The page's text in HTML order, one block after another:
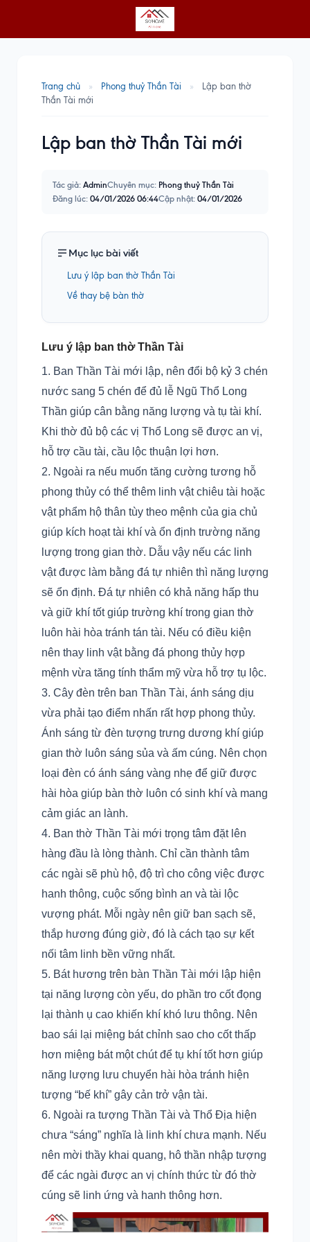
Trang chủ » Phong thuỷ Thần Tài »
Lập ban thờ
Thần Tài mới
Lập ban thờ Thần Tài mới
Tác giả: AdminChuyên mục: Phong thuỷ Thần Tài
Đăng lúc: 04/01/2026 06:44Cập nhật: 04/01/2026
Mục lục bài viết
Lưu ý lập ban thờ Thần Tài
Về thay bệ bàn thờ
Lưu ý lập ban thờ Thần Tài
Ban Thần Tài mới lập, nên đổi bộ kỷ 3 chén
nước sang 5 chén để đủ lễ Ngũ Thổ Long
Thần giúp cân bằng năng lượng và tụ tài khí.
Khi thờ đủ bộ các vị Thổ Long sẽ được an vị,
hỗ trợ cầu tài, cầu lộc thuận lợi hơn.
Ngoài ra nếu muốn tăng cường tương hỗ
phong thủy có thể thêm linh vật chiêu tài hoặc
vật phẩm hộ thân tùy theo mệnh của gia chủ
giúp kích hoạt tài khí và ổn định trường năng
lượng trong gian thờ. Dẫu vậy nếu các linh
vật được làm bằng đá tự nhiên thì năng lượng
sẽ ổn định. Đá tự nhiên có khả năng hấp thu
và giữ khí tốt giúp trường khí trong gian thờ
luôn hài hòa tránh tán tài. Nếu có điều kiện
nên thay linh vật bằng đá phong thủy hợp
mệnh vừa tăng tính thẩm mỹ vừa hỗ trợ tụ lộc.
Cây đèn trên ban Thần Tài, ánh sáng dịu
vừa phải tạo điểm nhấn rất hợp phong thủy.
Ánh sáng từ đèn tượng trưng dương khí giúp
gian thờ luôn sáng sủa và ấm cúng. Nên chọn
loại đèn có ánh sáng vàng nhẹ để giữ được
hài hòa giúp bàn thờ luôn có sinh khí và mang
cảm giác an lành.
Ban thờ Thần Tài mới trọng tâm đặt lên
hàng đầu là lòng thành. Chỉ cần thành tâm
các ngài sẽ phù hộ, độ trì cho công việc được
hanh thông, cuộc sống bình an và tài lộc
vượng phát. Mỗi ngày nên giữ ban sạch sẽ,
thắp hương đúng giờ, đó là cách tạo sự kết
nối tâm linh bền vững nhất.
Bát hương trên bàn Thần Tài mới lập hiện
tại năng lượng còn yếu, do phần tro cốt đọng
lại thành ụ cao khiến khí khó lưu thông. Nên
bao sái lại miệng bát chỉnh sao cho cốt thấp
hơn miệng bát một chút để tụ khí tốt hơn giúp
năng lượng lưu chuyển hài hòa tránh hiện
tượng “bế khí” gây cản trở vận tài.
Ngoài ra tượng Thần Tài và Thổ Địa hiện
chưa “sáng” nghĩa là linh khí chưa mạnh. Nếu
nên mời thầy khai quang, hô thần nhập tượng
để các ngài được an vị chính thức từ đó thờ
cúng sẽ linh ứng và hanh thông hơn.